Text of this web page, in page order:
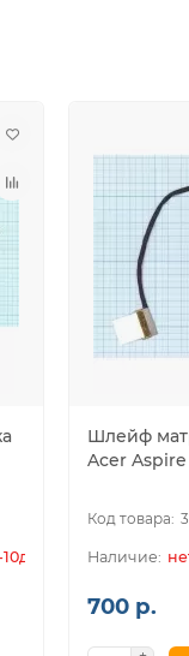
Шлейф
Acer Aspire
700 р.